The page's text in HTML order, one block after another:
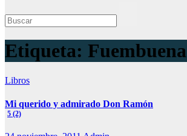
Etiqueta: Fuembuena
Libros
Mi querido y admirado Don Ramón
5 (2)